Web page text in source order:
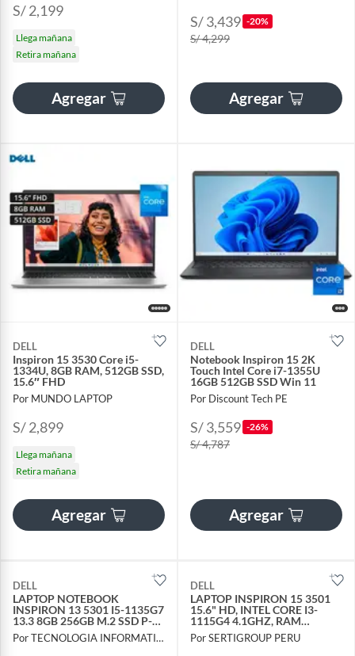
S/ 2,199
Llega mañana
Retira mañana
Agregar
S/ 3,439 -20%
S/ 4,299
Agregar
DELL
Inspiron 15 3530 Core i5-
1334U, 8GB RAM, 512GB SSD,
15.6″ FHD
Por MUNDO LAPTOP
S/ 2,899
Llega mañana
Retira mañana
Agregar
DELL
Notebook Inspiron 15 2K
Touch Intel Core i7-1355U
16GB 512GB SSD Win 11
Por Discount Tech PE
S/ 3,559 -26%
S/ 4,787
Agregar
DELL
LAPTOP NOTEBOOK
INSPIRON 13 5301 I5-1135G7
13.3 8GB 256GB M.2 SSD P-
NY33C1
Por TECNOLOGIA INFORMATICA Y CONSULTORIA
DELL
LAPTOP INSPIRON 15 3501
15.6" HD, INTEL CORE I3-
1115G4 4.1GHZ, RAM
4GB,1TB HDD, FREEDOS.
Por SERTIGROUP PERU